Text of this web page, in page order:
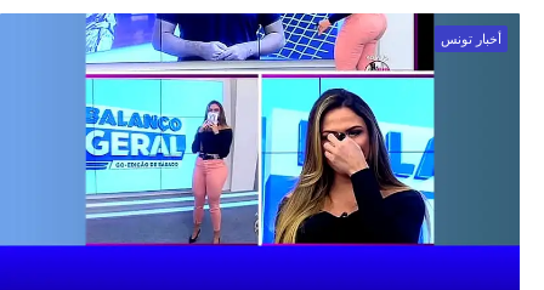
أخبار تونس